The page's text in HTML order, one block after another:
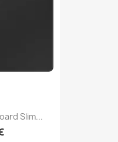
Slim...